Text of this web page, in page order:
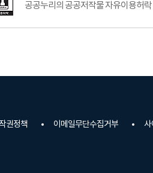
공공누리의 공공저작물 자유이용허
권정책 이메일무단수집거부 사